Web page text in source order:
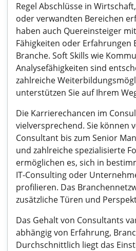
Regel Abschlüsse in
oder verwandten Bereichen
haben auch Quereinsteiger
Fähigkeiten oder Erfahrungen
Branche. Soft Skills wie
Analysefähigkeiten sind
zahlreiche
unterstützen Sie auf Ihrem
Die Karrierechancen im
vielversprechend. Sie können
Consultant bis zum Senior
und zahlreiche spezialisierte
ermöglichen es, sich in
IT-Consulting oder
profilieren. Das
zusätzliche Türen und
Das Gehalt von Consultants
abhängig von Erfahrung,
Durchschnittlich liegt das